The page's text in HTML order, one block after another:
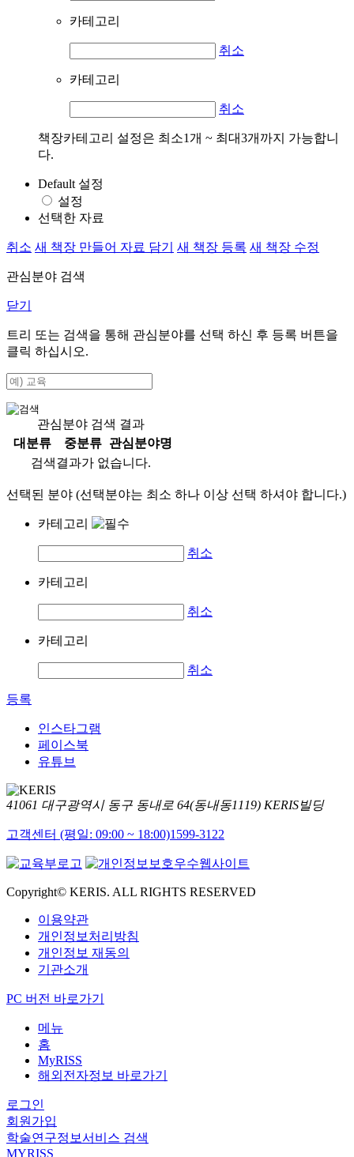
카테고리
취소
카테고리
취소
책장카테고리 설정은 최소1개 ~ 최대3개까지 가능합니
다.
Default 설정
설정
선택한 자료
취소 새 책장 만들어 자료 담기 새 책장 등록 새 책장 수정
관심분야 검색
닫기
트리 또는 검색을 통해 관심분야를 선택 하신 후 등록 버튼을
클릭 하십시오.
관심분야 검색 결과
대분류
중분류
관심분야명
검색결과가 없습니다.
선택된 분야 (선택분야는 최소 하나 이상 선택 하셔야 합니다.)
카테고리
취소
카테고리
취소
카테고리
취소
등록
인스타그램
페이스북
유튜브
41061 대구광역시 동구 동내로 64(동내동1119) KERIS빌딩
고객센터 (평일: 09:00 ~ 18:00)1599-3122
Copyright© KERIS. ALL RIGHTS RESERVED
이용약관
개인정보처리방침
개인정보 재동의
기관소개
PC 버전 바로가기
메뉴
홈
MyRISS
해외전자정보 바로가기
로그인
회원가입
학술연구정보서비스 검색
MYRISS